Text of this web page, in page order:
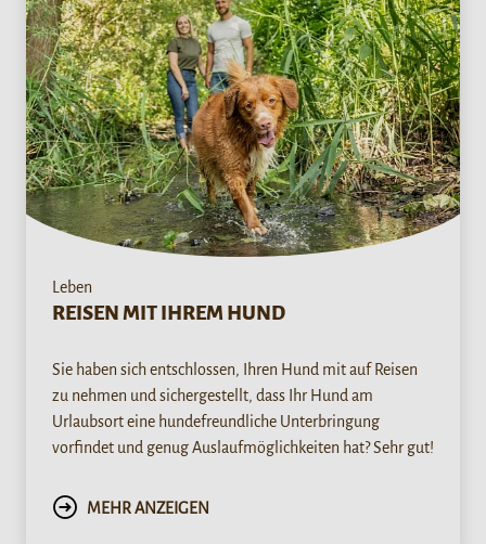
Leben
REISEN MIT IHREM HUND
Sie haben sich entschlossen, Ihren Hund mit auf Reisen
zu nehmen und sichergestellt, dass Ihr Hund am
Urlaubsort eine hundefreundliche Unterbringung
vorfindet und genug Auslaufmöglichkeiten hat? Sehr gut!
MEHR ANZEIGEN